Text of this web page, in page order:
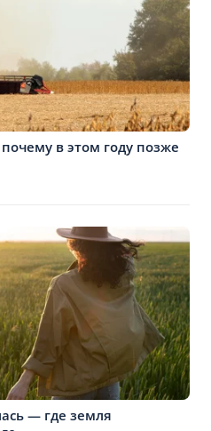
в этом году позже
— где земля